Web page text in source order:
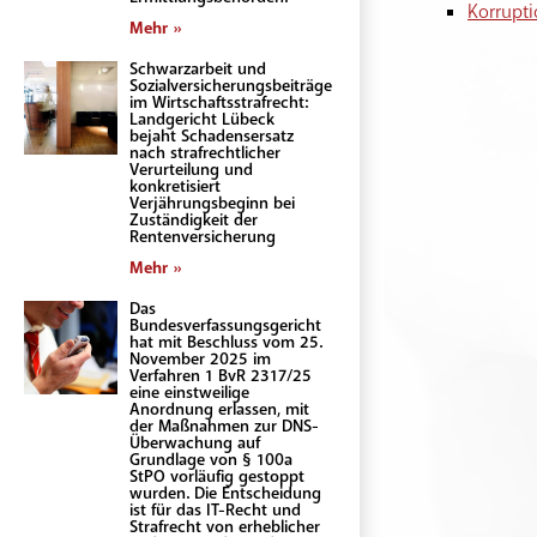
Mehr »
Schwarzarbeit und
Sozialversicherungsbeiträge
im Wirtschaftsstrafrecht:
Landgericht Lübeck
bejaht Schadensersatz
nach strafrechtlicher
Verurteilung und
konkretisiert
Verjährungsbeginn bei
Zuständigkeit der
Rentenversicherung
Mehr »
Das
Bundesverfassungsgericht
hat mit Beschluss vom 25.
November 2025 im
Verfahren 1 BvR 2317/25
eine einstweilige
Anordnung erlassen, mit
der Maßnahmen zur DNS-
Überwachung auf
Grundlage von § 100a
StPO vorläufig gestoppt
wurden. Die Entscheidung
ist für das IT-Recht und
Strafrecht von erheblicher